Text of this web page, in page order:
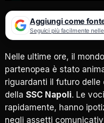
Aggiungi come
Seguici più facilmente
Nelle ultime ore, il
partenopea è stato
riguardanti il futuro
della SSC Napoli. Le
rapidamente, hanno
negli assetti